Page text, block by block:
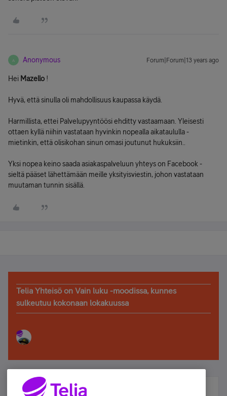
A Anonymous Forum|Forum|13 years ago
Hei Mazello !
Hyvä, että sinulla oli mahdollisuus kaupassa käydä.
Harmillista, ettei Palvelupyyntöösi ehditty vastaamaan. Yleisesti
ottaen kyllä niihin vastataan hyvinkin nopealla aikataululla -
mietinkin, että olisikohan sinun omasi joutunut hukuksiin..
Yksi nopea keino saada asiakaspalveluun yhteys on Facebook -
sieltä pääset lähettämään meille yksityisviestin, johon vastataan
muutaman tunnin sisällä.
Telia Yhteisö on Vain luku -moodissa, kunnes
sulkeutuu kokonaan lokakuussa